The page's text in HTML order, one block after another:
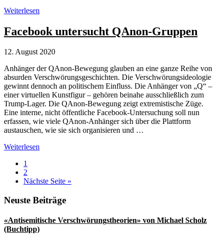
Medienkompetenz
Verschwörungstheorien
Weiterlesen
Facebook untersucht QAnon-Gruppen
12. August 2020
Anhänger der QAnon-Bewegung glauben an eine ganze Reihe von
absurden Verschwörungsgeschichten. Die Verschwörungsideologie
gewinnt dennoch an politischem Einfluss. Die Anhänger von „Q“ –
einer virtuellen Kunstfigur – gehören beinahe ausschließlich zum
Trump-Lager. Die QAnon-Bewegung zeigt extremistische Züge.
Eine interne, nicht öffentliche Facebook-Untersuchung soll nun
erfassen, wie viele QAnon-Anhänger sich über die Plattform
austauschen, wie sie sich organisieren und …
Facebook
QAnon-
Gruppen
Weiterlesen
Seite
1
Seite
2
Nächste Seite aufrufen
»
Seitenspalte
Neuste Beiträge
«Antisemitische Verschwörungstheorien» von Michael Scholz
(Buchtipp)